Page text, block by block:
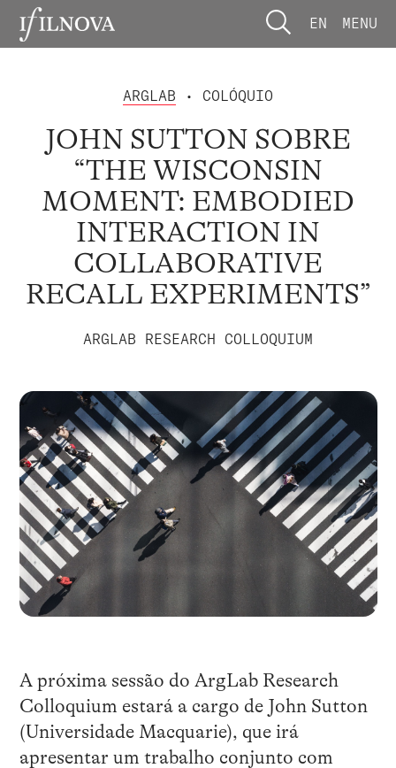
EN MENU
ARGLAB • COLÓQUIO
JOHN SUTTON SOBRE
“THE WISCONSIN
MOMENT: EMBODIED
INTERACTION IN
COLLABORATIVE
RECALL EXPERIMENTS”
ARGLAB RESEARCH COLLOQUIUM
A próxima sessão do ArgLab Research
Colloquium estará a cargo de John Sutton
(Universidade Macquarie), que irá
apresentar um trabalho conjunto com